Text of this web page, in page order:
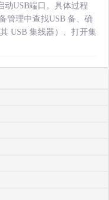
动USB端口。具体过程
管理中查找USB 备、确
USB 集线器）、打开集